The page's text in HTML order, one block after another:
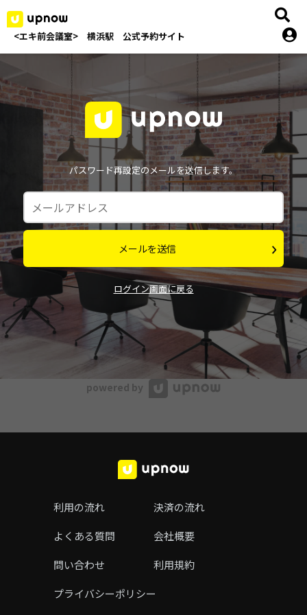
<エキ前会議室> 横浜駅 公式予約サイト
パスワード再設定のメールを送信します。
メールを送信
ログイン画面に戻る
powered by
利用の流れ
決済の流れ
よくある質問
会社概要
問い合わせ
利用規約
プライバシーポリシー